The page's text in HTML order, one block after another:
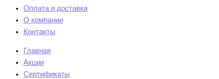
Оплата и доставка
О компании
Контакты
Главная
Акции
Сертификаты